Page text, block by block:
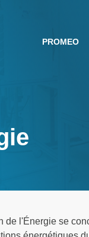
PROMEO
de l'Énergie se